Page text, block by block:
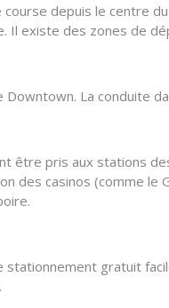
depuis le centre
Il existe des zones de
Downtown. La conduite
être pris aux stations
des casinos (comme le
gratuit